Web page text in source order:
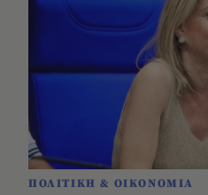
ΠΟΛΙΤΙΚΗ & ΟΙΚΟΝΟΜΙΑ